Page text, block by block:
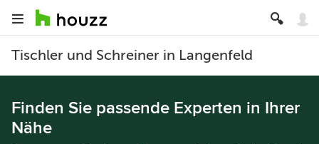
Tischler und Schreiner in Langenfeld
Finden Sie passende Experten in Ihrer
Nähe